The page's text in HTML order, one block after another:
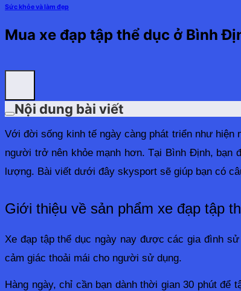
Sức khỏe và làm đẹp
Mua xe đạp tập thể dục ở Bình
Nội dung bài viết
Với đời sống kinh tế ngày càng phát triển như
người trở nên khỏe mạnh hơn. Tại Bình Định, bạn
lượng. Bài viết dưới đây skysport sẽ giúp bạn có
Giới thiệu về sản phẩm xe đạp tập
Xe đạp tập thể dục ngày nay được các gia đình
cảm giác thoải mái cho người sử dụng.
Hàng ngày, chỉ cần bạn dành thời gian 30 phút